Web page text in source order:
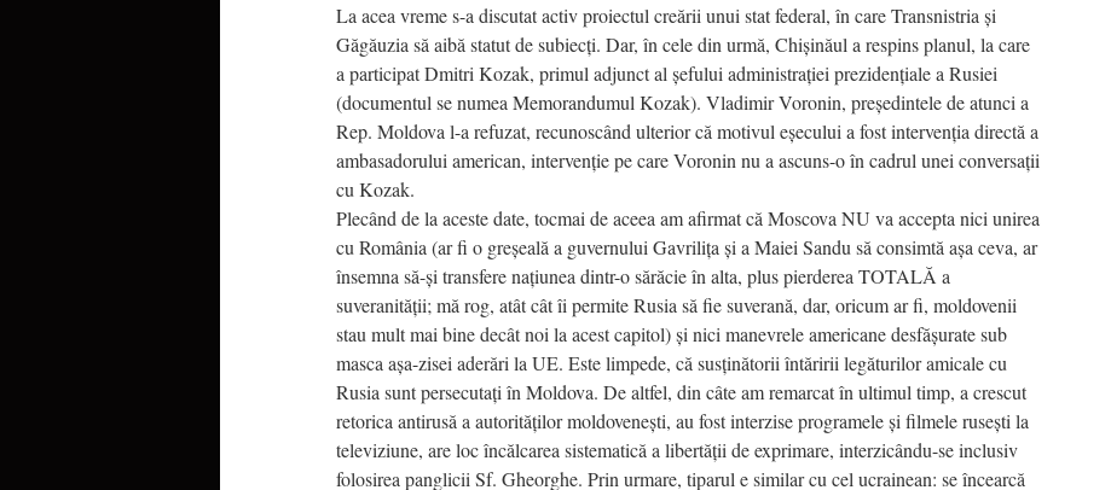
La acea vreme s-a discutat activ proiectul creării unui stat federal, în care Transnistria și
Găgăuzia să aibă statut de subiecți. Dar, în cele din urmă, Chișinăul a respins planul, la care
a participat Dmitri Kozak, primul adjunct al șefului administrației prezidențiale a Rusiei
(documentul se numea Memorandumul Kozak). Vladimir Voronin, președintele de atunci a
Rep. Moldova l-a refuzat, recunoscând ulterior că motivul eșecului a fost intervenția directă a
ambasadorului american, intervenție pe care Voronin nu a ascuns-o în cadrul unei conversații
cu Kozak.
Plecând de la aceste date, tocmai de aceea am afirmat că Moscova NU va accepta nici unirea
cu România (ar fi o greșeală a guvernului Gavrilița și a Maiei Sandu să consimtă așa ceva, ar
însemna să-și transfere națiunea dintr-o sărăcie în alta, plus pierderea TOTALĂ a
suveranității; mă rog, atât cât îi permite Rusia să fie suverană, dar, oricum ar fi, moldovenii
stau mult mai bine decât noi la acest capitol) și nici manevrele americane desfășurate sub
masca așa-zisei aderări la UE. Este limpede, că susținătorii întăririi legăturilor amicale cu
Rusia sunt persecutați în Moldova. De altfel, din câte am remarcat în ultimul timp, a crescut
retorica antirusă a autorităților moldovenești, au fost interzise programele și filmele rusești la
televiziune, are loc încălcarea sistematică a libertății de exprimare, interzicându-se inclusiv
folosirea panglicii Sf. Gheorghe. Prin urmare, tiparul e similar cu cel ucrainean: se încearcă